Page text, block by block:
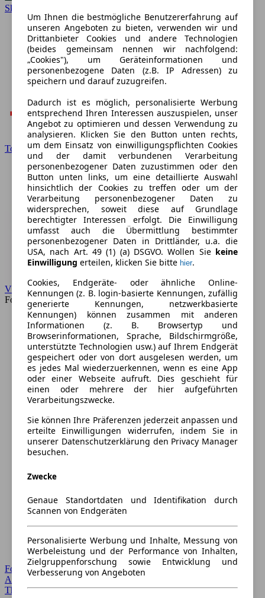
Skoda
Toyota
VW
Forum
Forum Startseite
Alle Auto-Foren
Themen-Forum
Um Ihnen die bestmögliche Benutzererfahrung auf
unseren Angeboten zu bieten, verwenden wir und
Drittanbieter Cookies und andere Technologien
(beides gemeinsam nennen wir nachfolgend:
„Cookies"), um Geräteinformationen und
personenbezogene Daten (z.B. IP Adressen) zu
speichern und darauf zuzugreifen.
Dadurch ist es möglich, personalisierte Werbung
entsprechend Ihren Interessen auszuspielen, unser
Angebot zu optimieren und dessen Verwendung zu
analysieren. Klicken Sie den Button unten rechts,
um dem Einsatz von einwilligungspflichten Cookies
und der damit verbundenen Verarbeitung
personenbezogener Daten zuzustimmen oder den
Button unten links, um eine detaillierte Auswahl
hinsichtlich der Cookies zu treffen oder um der
Verarbeitung personenbezogener Daten zu
widersprechen, soweit diese auf Grundlage
berechtigter Interessen erfolgt. Die Einwilligung
umfasst auch die Übermittlung bestimmter
personenbezogener Daten in Drittländer, u.a. die
USA, nach Art. 49 (1) (a) DSGVO. Wollen Sie keine
Einwilligung erteilen, klicken Sie bitte hier.
Cookies, Endgeräte- oder ähnliche Online-
Kennungen (z. B. login-basierte Kennungen, zufällig
generierte Kennungen, netzwerkbasierte
Kennungen) können zusammen mit anderen
Informationen (z. B. Browsertyp und
Browserinformationen, Sprache, Bildschirmgröße,
unterstützte Technologien usw.) auf Ihrem Endgerät
gespeichert oder von dort ausgelesen werden, um
es jedes Mal wiederzuerkennen, wenn es eine App
oder einer Webseite aufruft. Dies geschieht für
einen oder mehrere der hier aufgeführten
Verarbeitungszwecke.
Sie können Ihre Präferenzen jederzeit anpassen und
erteilte Einwilligungen widerrufen, indem Sie in
unserer Datenschutzerklärung den Privacy Manager
besuchen.
Zwecke
Genaue Standortdaten und Identifikation durch
Scannen von Endgeräten
Personalisierte Werbung und Inhalte, Messung von
Werbeleistung und der Performance von Inhalten,
Zielgruppenforschung sowie Entwicklung und
Verbesserung von Angeboten